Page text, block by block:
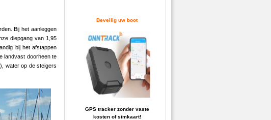
Bij het aanleggen
diepgang van 1,95
bij het afstappen
landvast doorheen te
water op de steigers
Beveilig uw boot
GPS tracker zonder vaste
kosten of simkaart!